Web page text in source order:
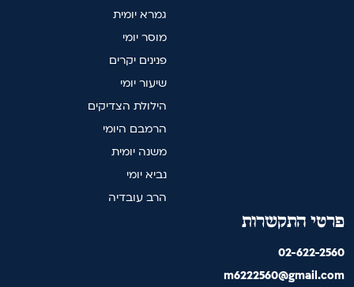
גמרא יומית
מוסר יומי
פנינים יקרים
שיעור יומי
הילולת הצדיקים
הרמבם היומי
משנה יומית
נביא יומי
הרב עובדיה
פרטי התקשרות
02-622-2560
m6222560@gmail.com